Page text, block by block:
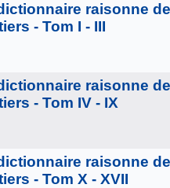
raisonne
- Tom I - III
raisonne
- Tom IV - IX
raisonne
- Tom X - XVII